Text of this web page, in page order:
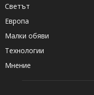
Светът
Европа
Малки обяви
Технологии
Мнение